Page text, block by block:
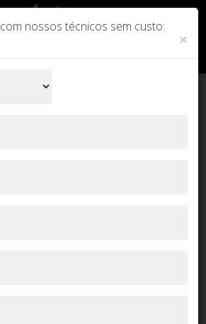
com nossos técnicos sem custo:
×